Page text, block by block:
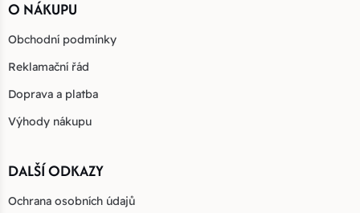
O NÁKUPU
Obchodní podmínky
Reklamační řád
Doprava a platba
Výhody nákupu
DALŠÍ ODKAZY
Ochrana osobních údajů